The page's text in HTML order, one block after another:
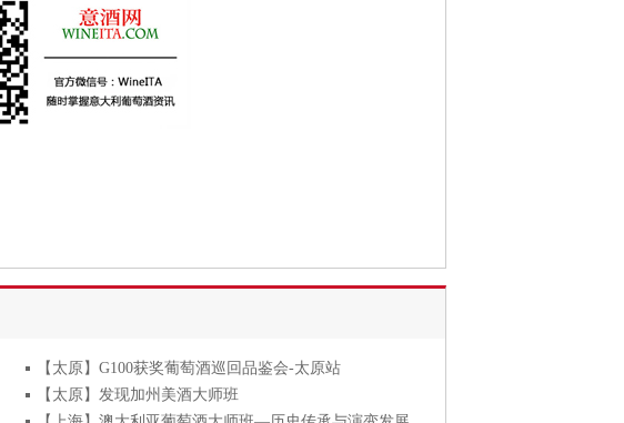
【太原】G100获奖葡萄酒巡回品鉴会-太原站
【太原】发现加州美酒大师班